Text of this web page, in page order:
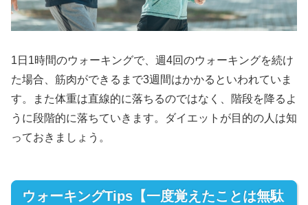
1日1時間のウォーキングで、週4回のウォーキングを続け
た場合、筋肉ができるまで3週間はかかるといわれていま
す。また体重は直線的に落ちるのではなく、階段を降るよ
うに段階的に落ちていきます。ダイエットが目的の人は知
っておきましょう。
ウォーキングTips【一度覚えたことは無駄